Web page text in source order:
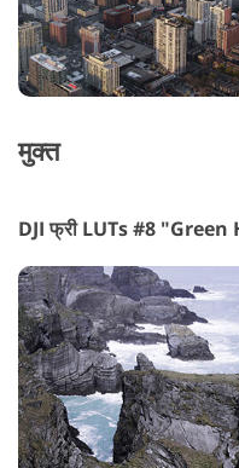
मुक्त
DJI फ्री LUTs #8